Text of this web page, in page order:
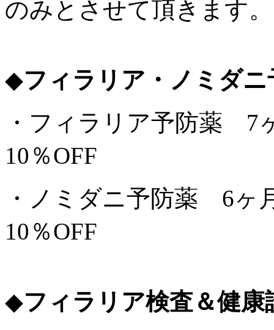
のみとさせて頂きます。
◆フィラリア・ノミダニ
・フィラリア予防
10％OFF
・ノミダニ予防薬
10％OFF
◆フィラリア検査＆健康